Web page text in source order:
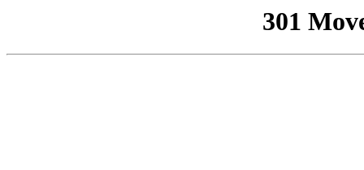
301